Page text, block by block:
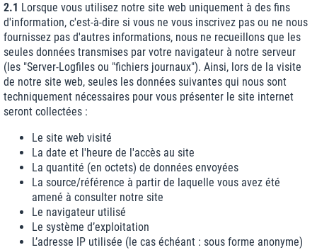
2.1 Lorsque vous utilisez notre site web uniquement à des fins
d'information, c'est-à-dire si vous ne vous inscrivez pas ou ne nous
fournissez pas d'autres informations, nous ne recueillons que les
seules données transmises par votre navigateur à notre serveur
(les "Server-Logfiles ou "fichiers journaux"). Ainsi, lors de la visite
de notre site web, seules les données suivantes qui nous sont
techniquement nécessaires pour vous présenter le site internet
seront collectées :
Le site web visité
La date et l'heure de l'accès au site
La quantité (en octets) de données envoyées
La source/référence à partir de laquelle vous avez été
amené à consulter notre site
Le navigateur utilisé
Le système d’exploitation
L’adresse IP utilisée (le cas échéant : sous forme anonyme)